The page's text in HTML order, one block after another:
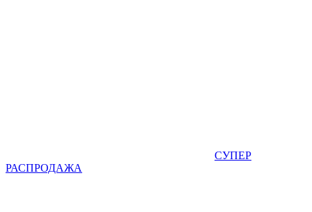
СУПЕР
РАСПРОДАЖА